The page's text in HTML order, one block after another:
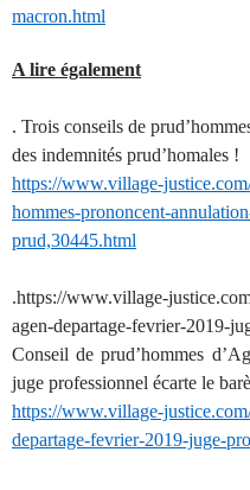
macron.html
A lire également
. Trois conseils de
des indemnités prud’homales !
https://www.village-
hommes-prononcent-
prud,30445.html
.https://www.village-
agen-departage-fevrier-2019-
Conseil de prud’hommes
juge professionnel écarte le
https://www.village-
departage-fevrier-2019-juge-